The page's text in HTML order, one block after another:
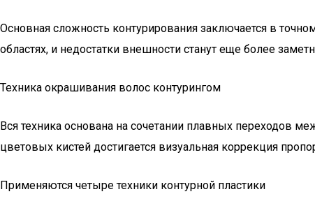
Основная сложность контурирования заключается в
областях, и недостатки внешности станут еще более
Техника окрашивания волос контурингом
Вся техника основана на сочетании плавных переходов
цветовых кистей достигается визуальная коррекция
Применяются четыре техники контурной пластики